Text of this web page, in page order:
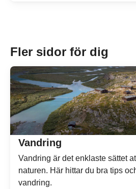
Fler sidor för dig
Vandring
Vandring är det enklaste sättet
naturen. Här hittar du bra tips
vandring.